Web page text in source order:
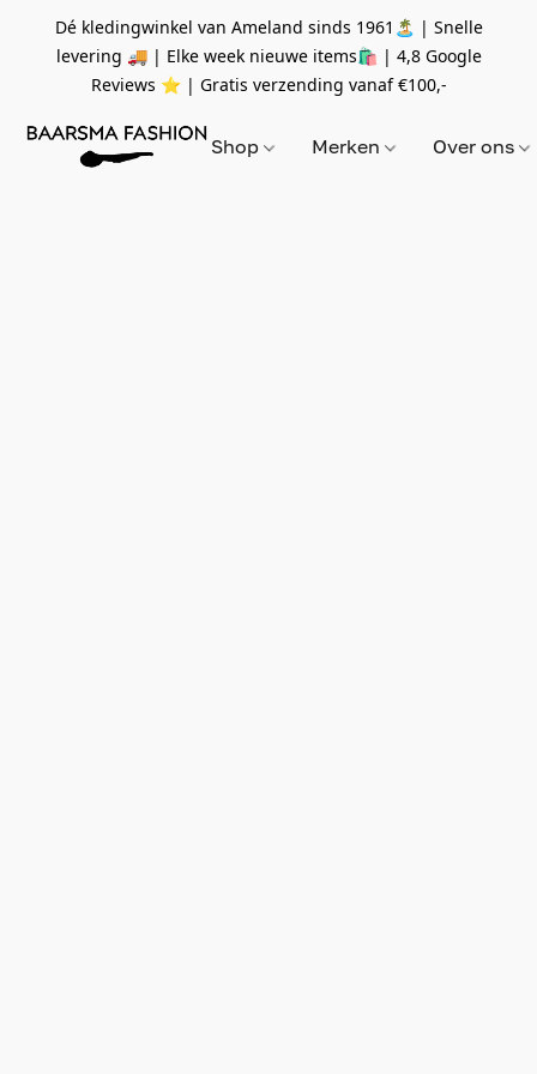
Dé kledingwinkel van Ameland sinds 1961🏝 | Snelle
levering 🚚 | Elke week nieuwe items🛍 | 4,8 Google
Reviews ⭐️ | Gratis verzending vanaf€100,-
Shop Merken Over ons